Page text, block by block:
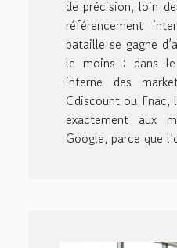
de précision, loin
référencement
bataille se gagne
le moins : dans
interne des
Cdiscount ou Fnac,
exactement aux
Google, parce que